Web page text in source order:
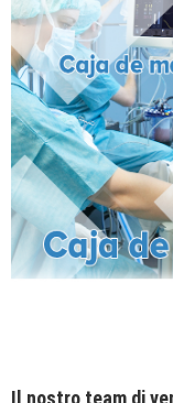
Il nostro team di